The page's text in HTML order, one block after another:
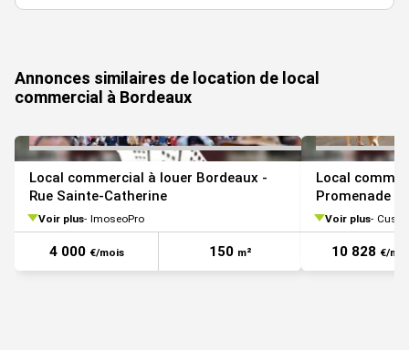
Annonces similaires de location de local
commercial à Bordeaux
Local commercial à louer Bordeaux -
Rue Sainte-Catherine
Voir plus ImoseoPro
4 000 €/mois 150 m²
Local
Promenade
Voir plus
10 828 €/